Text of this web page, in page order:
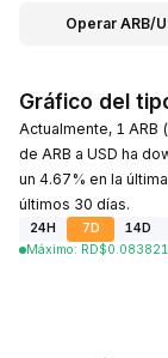
Operar ARB/
Gráfico del
Actualmente, 1
de ARB a USD ha
un 4.67% en la
últimos 30 días.
24H 7D 14D
Máximo: RD$0.083821